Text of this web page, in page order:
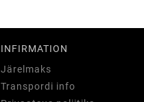
INFIRMATION
Järelmaks
Transpordi info